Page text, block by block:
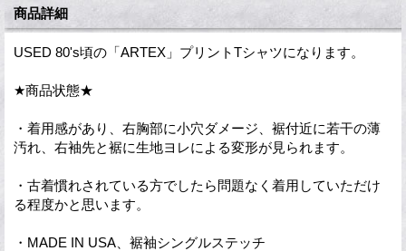
商品詳細
USED 80's頃の「ARTEX」プリントTシャツになります。
★商品状態★
・着用感があり、右胸部に小穴ダメージ、裾付近に若干の薄
汚れ、右袖先と裾に生地ヨレによる変形が見られます。
・古着慣れされている方でしたら問題なく着用していただけ
る程度かと思います。
・MADE IN USA、裾袖シングルステッチ